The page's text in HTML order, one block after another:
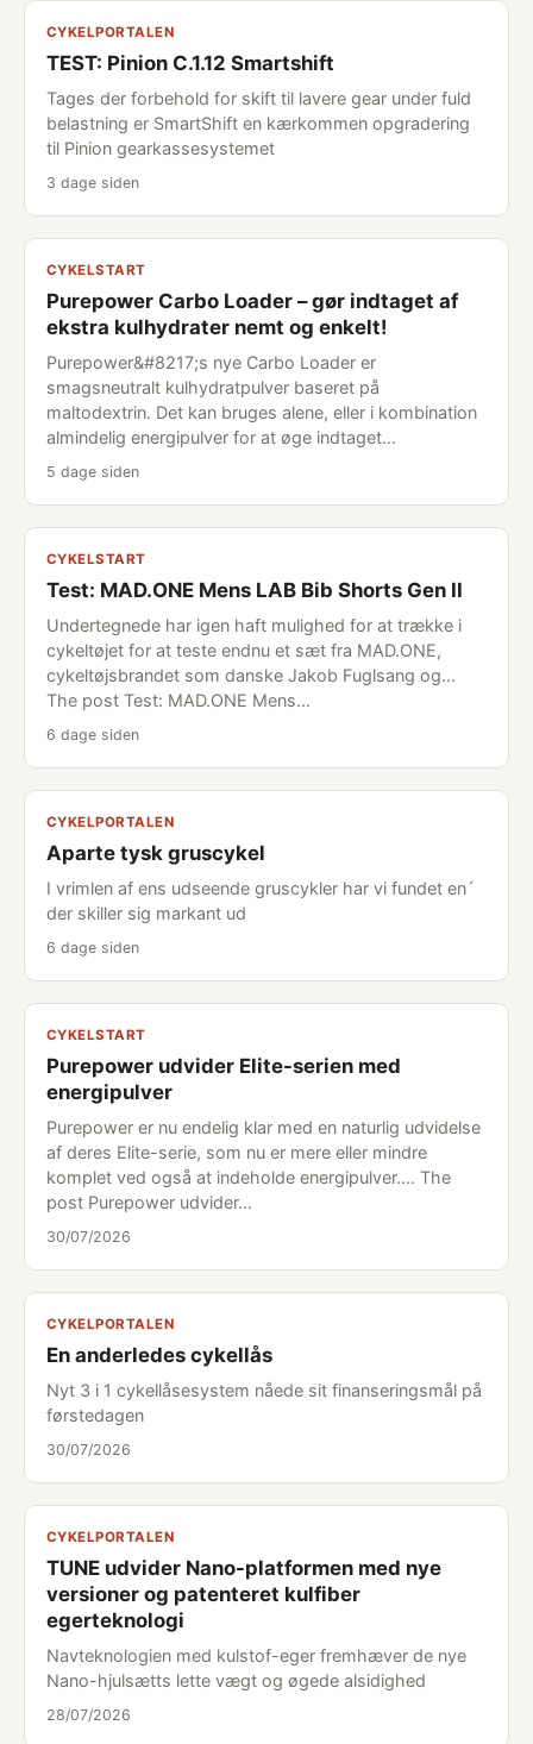
CYKELPORTALEN
TEST: Pinion C.1.12 Smartshift
Tages der forbehold for skift til lavere gear under fuld
belastning er SmartShift en kærkommen opgradering
til Pinion gearkassesystemet
3 dage siden
CYKELSTART
Purepower Carbo Loader – gør indtaget af
ekstra kulhydrater nemt og enkelt!
Purepower&#8217;s nye Carbo Loader er
smagsneutralt kulhydratpulver baseret på
maltodextrin. Det kan bruges alene, eller i kombination
almindelig energipulver for at øge indtaget…
5 dage siden
CYKELSTART
Test: MAD.ONE Mens LAB Bib Shorts Gen II
Undertegnede har igen haft mulighed for at trække i
cykeltøjet for at teste endnu et sæt fra MAD.ONE,
cykeltøjsbrandet som danske Jakob Fuglsang og...
The post Test: MAD.ONE Mens…
6 dage siden
CYKELPORTALEN
Aparte tysk gruscykel
I vrimlen af ens udseende gruscykler har vi fundet en´
der skiller sig markant ud
6 dage siden
CYKELSTART
Purepower udvider Elite-serien med
energipulver
Purepower er nu endelig klar med en naturlig udvidelse
af deres Elite-serie, som nu er mere eller mindre
komplet ved også at indeholde energipulver.... The
post Purepower udvider…
30/07/2026
CYKELPORTALEN
En anderledes cykellås
Nyt 3 i 1 cykellåsesystem nåede sit finanseringsmål på
førstedagen
30/07/2026
CYKELPORTALEN
TUNE udvider Nano-platformen med nye
versioner og patenteret kulfiber
egerteknologi
Navteknologien med kulstof-eger fremhæver de nye
Nano-hjulsætts lette vægt og øgede alsidighed
28/07/2026